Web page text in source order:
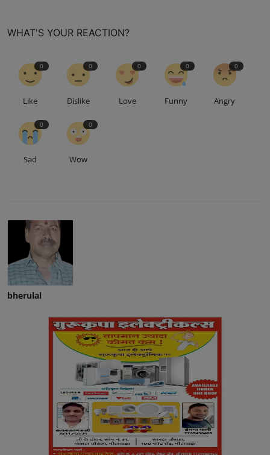
WHAT'S YOUR REACTION?
0
Like
0
Dislike
0
Love
0
Funny
0
Angry
0
Sad
0
Wow
bherulal